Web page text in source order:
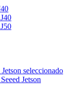
seleccionado
Jetson